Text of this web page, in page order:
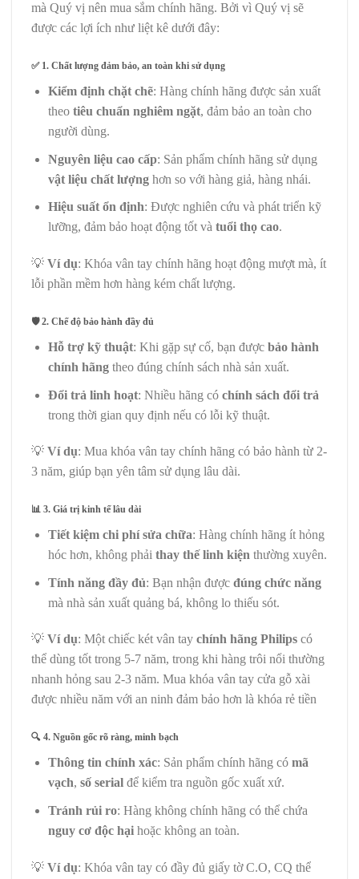
mà Quý vị nên mua sắm chính hãng. Bởi vì Quý vị sẽ
được các lợi ích như liệt kê dưới đây:
✅1. Chất lượng đảm bảo, an toàn khi sử dụng
Kiểm định chặt chẽ: Hàng chính hãng được sản xuất
theo tiêu chuẩn nghiêm ngặt, đảm bảo an toàn cho
người dùng.
Nguyên liệu cao cấp: Sản phẩm chính hãng sử dụng
vật liệu chất lượnghơn so với hàng giả, hàng nhái.
Hiệu suất ổn định: Được nghiên cứu và phát triển kỹ
lưỡng, đảm bảo hoạt động tốt và tuổi thọ cao.
💡 Ví dụ: Khóa vân tay chính hãng hoạt động mượt mà, ít
lỗi phần mềm hơn hàng kém chất lượng.
🛡️ 2. Chế độ bảo hành đầy đủ
Hỗ trợ kỹ thuật: Khi gặp sự cố, bạn được bảo hành
chính hãngtheo đúng chính sách nhà sản xuất.
Đổi trả linh hoạt: Nhiều hãng có chính sách đổi trả
trong thời gian quy định nếu có lỗi kỹ thuật.
💡 Ví dụ: Mua khóa vân tay chính hãng có bảo hành từ 2-
3 năm, giúp bạn yên tâm sử dụng lâu dài.
📊 3. Giá trị kinh tế lâu dài
Tiết kiệm chi phí sửa chữa: Hàng chính hãng ít hỏng
hóc hơn, không phải thay thế linh kiện thường xuyên.
Tính năng đầy đủ: Bạn nhận được đúng chức năng
mà nhà sản xuất quảng bá, không lo thiếu sót.
💡 Ví dụ: Một chiếc két vân tay chính hãng Philips có
thể dùng tốt trong 5-7 năm, trong khi hàng trôi nổi thường
nhanh hỏng sau 2-3 năm. Mua khóa vân tay cửa gỗ xài
được nhiều năm với an ninh đảm bảo hơn là khóa rẻ tiền
🔍 4. Nguồn gốc rõ ràng, minh bạch
Thông tin chính xác: Sản phẩm chính hãng có mã
vạch, số serialđể kiểm tra nguồn gốc xuất xứ.
Tránh rủi ro: Hàng không chính hãng có thể chứa
nguy cơ độc hạihoặc không an toàn.
💡 Ví dụ: Khóa vân tay có đầy đủ giấy tờ C.O, CQ thể